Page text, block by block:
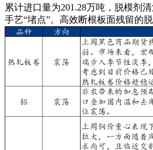
累计进口量为201.28万吨，脱模剂
手艺“堵点”。高效断根板面残留的脱